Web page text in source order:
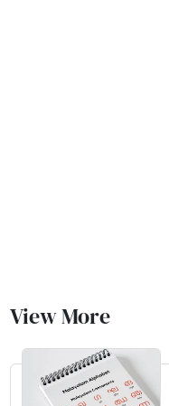
View More